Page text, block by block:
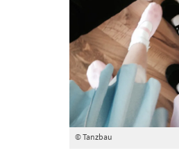
© Tanzbau